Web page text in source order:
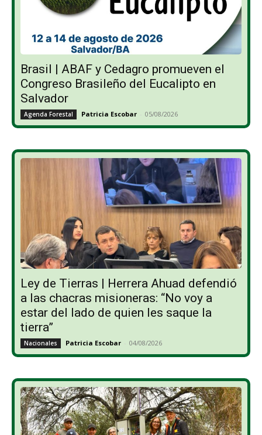
Brasil | ABAF y Cedagro promueven el
Congreso Brasileño del Eucalipto en
Salvador
Agenda Forestal Patricia Escobar - 05/08/2026
Ley de Tierras | Herrera Ahuad defendió
a las chacras misioneras: “No voy a
estar del lado de quien les saque la
tierra”
Nacionales Patricia Escobar - 04/08/2026